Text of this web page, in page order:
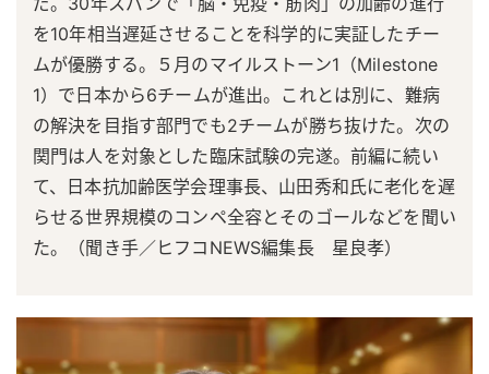
を10年相当遅延させることを科学的に実証したチー
ムが優勝する。５月のマイルストーン1（Milestone
1）で日本から6チームが進出。これとは別に、難病
の解決を目指す部門でも2チームが勝ち抜けた。次の
関門は人を対象とした臨床試験の完遂。前編に続い
て、日本抗加齢医学会理事長、山田秀和氏に老化を遅
らせる世界規模のコンペ全容とそのゴールなどを聞い
た。（聞き手／ヒフコNEWS編集長 星良孝）